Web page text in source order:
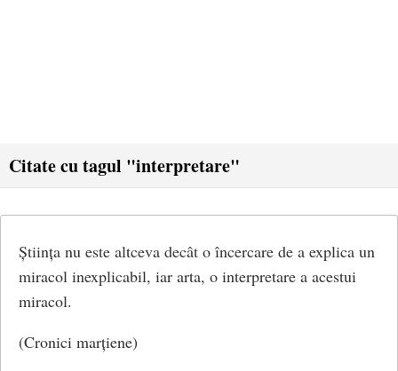
Citate cu tagul "interpretare"
Știința nu este altceva decât o încercare de a explica un
miracol inexplicabil, iar arta, o interpretare a acestui
miracol.
(Cronici marțiene)